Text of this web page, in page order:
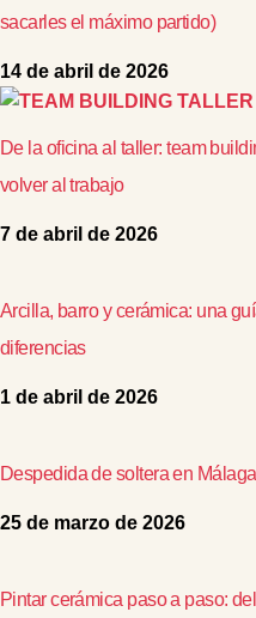
sacarles el máximo partido)
14 de abril de 2026
De la oficina al taller: team
volver al trabajo
7 de abril de 2026
Arcilla, barro y cerámica: una
diferencias
1 de abril de 2026
Despedida de soltera en
25 de marzo de 2026
Pintar cerámica paso a paso: